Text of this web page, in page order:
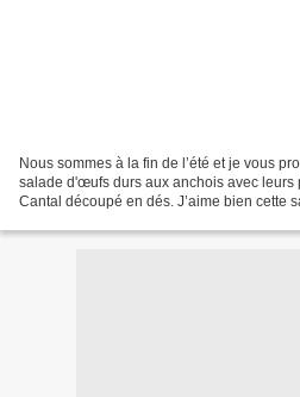
Nous sommes à la fin de l’été et je vous
salade d'œufs durs aux anchois avec leurs
Cantal découpé en dés. J’aime bien cette